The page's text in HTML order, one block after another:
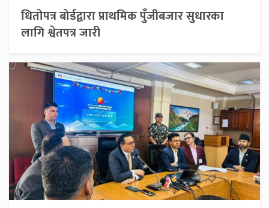
धितोपत्र बोर्डद्वारा प्राथमिक पुँजीबजार सुधारका
लागि श्वेतपत्र जारी